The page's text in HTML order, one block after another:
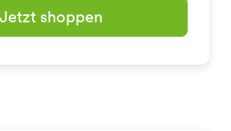
Jetzt shoppen